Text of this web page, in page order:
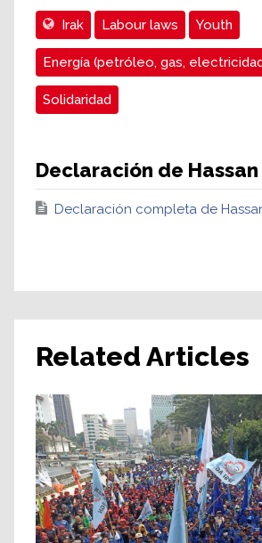
Irak Labour laws Youth
Energía (petróleo, gas,
Solidaridad
Declaración de Hassan
Declaración completa de
Related Articles